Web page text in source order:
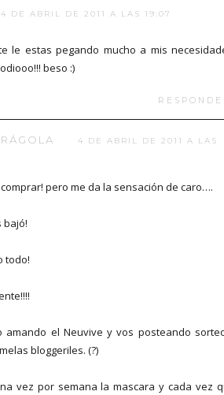
4 DE ABRIL DE 2011 A LAS 19:07
le estas pegando mucho a mis
beso :)
4 DE ABRIL DE 2011 A LAS
pero me da la sensación de caro….
bajó!
todo!
amando el Neuvive y vos posteando
bloggeriles. (?)
vez por semana la mascara y cada vez